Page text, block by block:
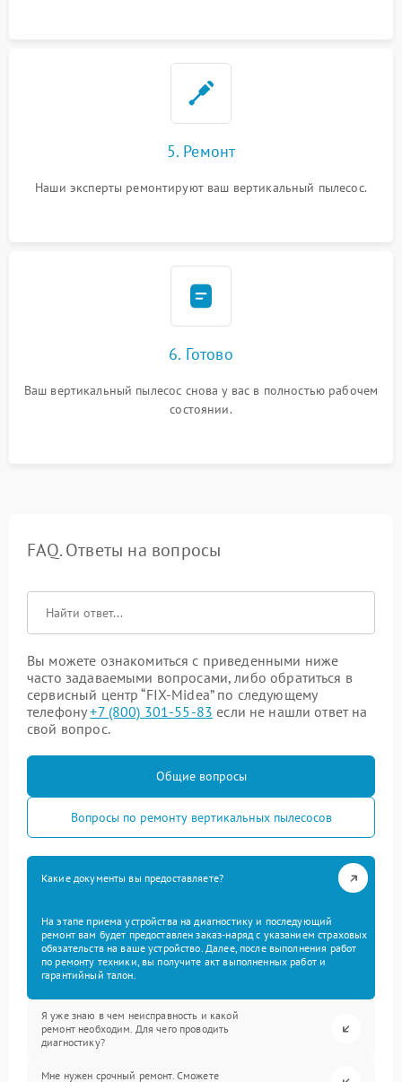
5. Ремонт
Наши эксперты ремонтируют ваш вертикальный пылесос.
6. Готово
Ваш вертикальный пылесос снова у вас в полностью рабочем
состоянии.
FAQ. Ответы на вопросы
Вы можете ознакомиться с приведенными ниже
часто задаваемыми вопросами, либо обратиться в
сервисный центр “FIX-Midea” по следующему
телефону+7 (800) 301-55-83 если не нашли ответ на
свой вопрос.
Общие вопросы
Вопросы по ремонту вертикальных пылесосов
Какие документы вы предоставляете?
На этапе приема устройства на диагностику и последующий
ремонт вам будет предоставлен заказ-наряд с указанием страховых
обязательств на ваше устройство. Далее, после выполнения работ
по ремонту техники, вы получите акт выполненных работ и
гарантийный талон.
Я уже знаю в чем неисправность и какой
ремонт необходим. Для чего проводить
диагностику?
Мне нужен срочный ремонт. Сможете